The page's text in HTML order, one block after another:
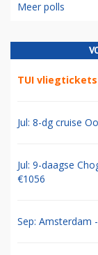
Meer polls
TUI vliegtickets
Jul: 8-dg cruise
Jul: 9-daagse
€1056
Sep: Amsterdam